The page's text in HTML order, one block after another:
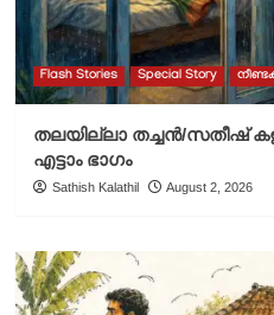
Flash Stories Special Story
തലയില്ലാ തച്ചൻ/സതീഷ്
എട്ടാം ഭാഗം
Sathish Kalathil August 2, 2026